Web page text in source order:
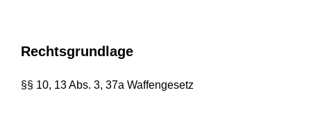
Rechtsgrundlage
§§ 10, 13 Abs. 3, 37a Waffengesetz